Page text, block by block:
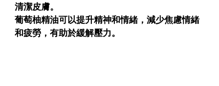
清潔皮膚。
葡萄柚精油可以提升精神和情緒，減少焦慮情緒
和疲勞，有助於緩解壓力。